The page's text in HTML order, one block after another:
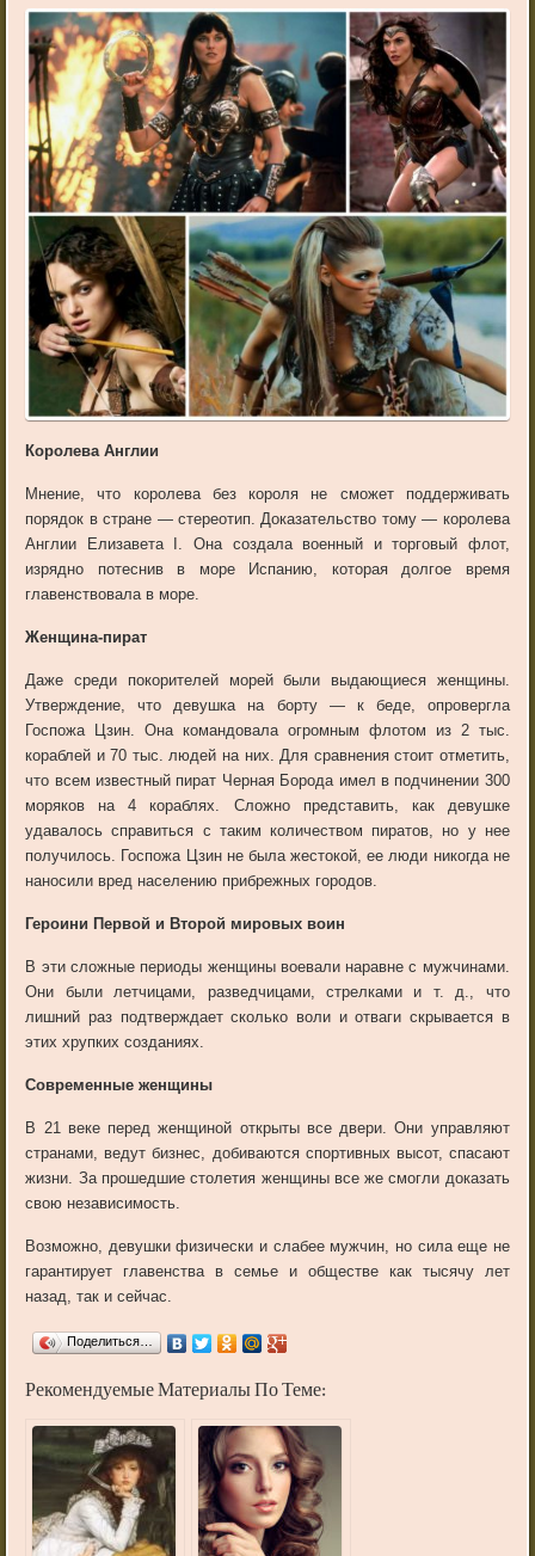
Королева Англии
Мнение, что королева без короля не сможет поддерживать
порядок в стране — стереотип. Доказательство тому — королева
Англии Елизавета I. Она создала военный и торговый флот,
изрядно потеснив в море Испанию, которая долгое время
главенствовала в море.
Женщина-пират
Даже среди покорителей морей были выдающиеся женщины.
Утверждение, что девушка на борту — к беде, опровергла
Госпожа Цзин. Она командовала огромным флотом из 2 тыс.
кораблей и 70 тыс. людей на них. Для сравнения стоит отметить,
что всем известный пират Черная Борода имел в подчинении 300
моряков на 4 кораблях. Сложно представить, как девушке
удавалось справиться с таким количеством пиратов, но у нее
получилось. Госпожа Цзин не была жестокой, ее люди никогда не
наносили вред населению прибрежных городов.
Героини Первой и Второй мировых воин
В эти сложные периоды женщины воевали наравне с мужчинами.
Они были летчицами, разведчицами, стрелками и т. д., что
лишний раз подтверждает сколько воли и отваги скрывается в
этих хрупких созданиях.
Современные женщины
В 21 веке перед женщиной открыты все двери. Они управляют
странами, ведут бизнес, добиваются спортивных высот, спасают
жизни. За прошедшие столетия женщины все же смогли доказать
свою независимость.
Возможно, девушки физически и слабее мужчин, но сила еще не
гарантирует главенства в семье и обществе как тысячу лет
назад, так и сейчас.
Поделиться…
Рекомендуемые Материалы По Теме: